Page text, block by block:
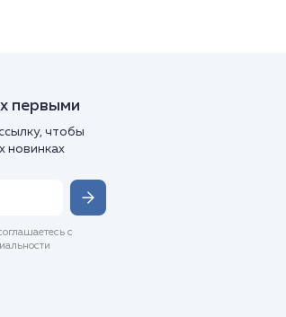
первыми
чтобы
новинках
с